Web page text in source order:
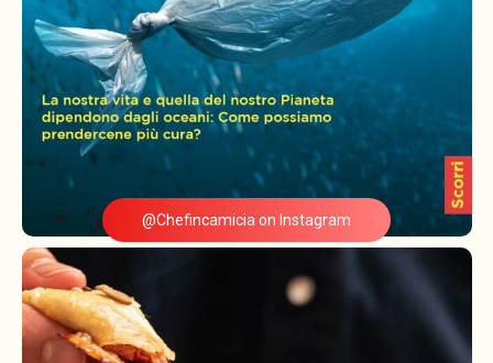
@Chefincamicia on Instagram